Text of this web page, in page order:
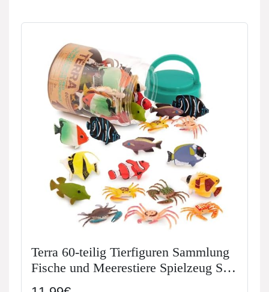
Terra 60-teilig Tierfiguren Sammlung
Fische und Meerestiere Spielzeug Set
– Clownfisch, Blauer Doktorfisch,